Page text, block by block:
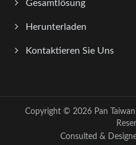
Gesamtlösung
Herunterladen
Kontaktieren Sie Uns
Copyright © 2026 Pan
Consulted &